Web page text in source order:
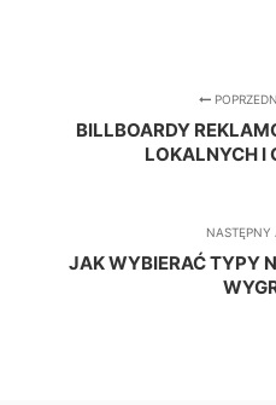
BILLBOARDY
LOKALNYCH I
NASTĘPNY
JAK WYBIERAĆ TYPY